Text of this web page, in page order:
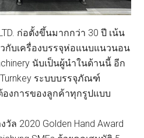
LTD. ก่อตั้งขึ้นมากกว่า 30 ปี เน้น
วกับเครื่องบรรจุห่อแนบแนวนอน
นับเป็นผู้นำในด้านนี้ อีก
ระบบบรรจุภัณฑ์
งการของลูกค้าทุกรูปแบบ
วัล 2020 Golden Hand Award